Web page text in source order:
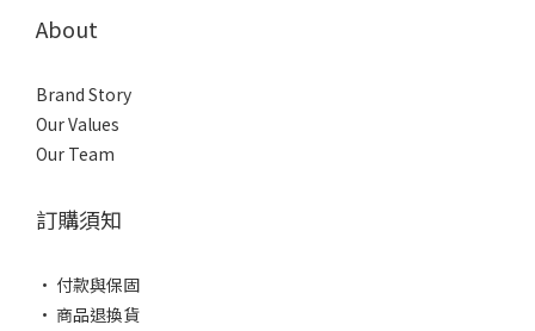
About
Brand Story
Our Values
Our Team
訂購須知
• 付款與保固
• 商品退換貨